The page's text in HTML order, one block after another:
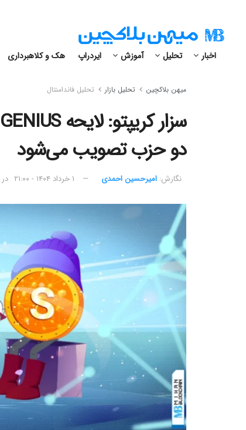
اخبار تحلیل آموزش ایردراپ هک و کلاهبرداری
میهن بلاکچین تحلیل بازار تحلیل فاندامنتال
دو حزب تصویب می‌شود
نگارش:‌ امیرحسین احمدی ۱ خرداد ۱۴۰۴ - ۲۱:۰۰ در